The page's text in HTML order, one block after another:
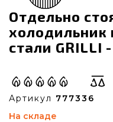
Отдельно
стали GRILLI
Артикул 777336
На складе